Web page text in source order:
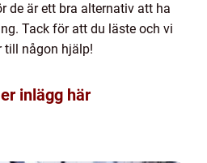
de är ett bra alternativ att ha
Tack för att du läste och vi
till någon hjälp!
inlägg här